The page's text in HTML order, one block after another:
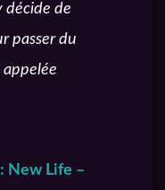
décide de
passer du
appelée
New Life –